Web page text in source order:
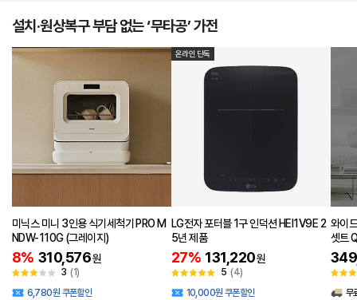
설치·원상복구 부담 없는 ‘무타공’ 가전
미닉스 미니 3인용 식기세척기 PRO M
NDW-110G (그레이지)
8% 310,576원
3 (1)
6,780원 쿠폰할인
온라인 단독
LG전자 포터블 1구 인덕션 HEI1V9E 2
5년 제품
27% 131,220원
5 (4)
10,000원 쿠폰할인
와이
셋트
트 이
무